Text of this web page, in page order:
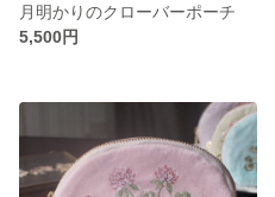
月明かりのクローバーポーチ
5,500円